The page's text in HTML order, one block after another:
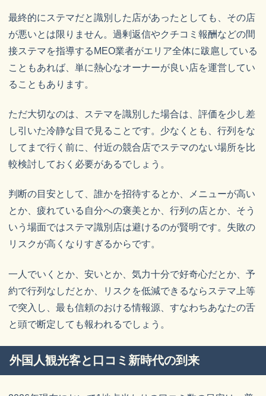
最終的にステマだと識別した店があったとしても、その店
が悪いとは限りません。過剰返信やクチコミ報酬などの間
接ステマを指導するMEO業者がエリア全体に跋扈している
こともあれば、単に熱心なオーナーが良い店を運営してい
ることもあります。
ただ大切なのは、ステマを識別した場合は、評価を少し差
し引いた冷静な目で見ることです。少なくとも、行列をな
してまで行く前に、付近の競合店でステマのない場所を比
較検討しておく必要があるでしょう。
判断の目安として、誰かを招待するとか、メニューが高い
とか、疲れている自分への褒美とか、行列の店とか、そう
いう場面ではステマ識別店は避けるのが賢明です。失敗の
リスクが高くなりすぎるからです。
一人でいくとか、安いとか、気力十分で好奇心だとか、予
約で行列なしだとか、リスクを低減できるならステマ上等
で突入し、最も信頼のおける情報源、すなわちあなたの舌
と頭で断定しても報われるでしょう。
外国人観光客と口コミ新時代の到来